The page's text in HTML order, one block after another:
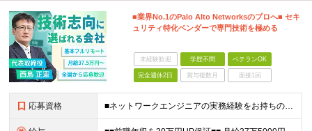
■業界No.1のPalo Alto Networksのプロへ■ セキ
ュリティ特化ベンダーで専門技術を極める
未経験歓迎 学歴不問 ベテランOK
完全週休2日 賞与複数月 面接1回
応募資格 ■ネットワークエンジニアの実務経験をお持ちの方 ■インフラエンジニアの実務経験をお持ちの方 ■学歴不問・第二新卒歓迎 「Palo Alto Networksに関わりスキルアップしたい」 「AI時代で